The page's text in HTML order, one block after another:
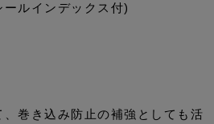
ルインデックス付)
巻き込み防止の補強としても活